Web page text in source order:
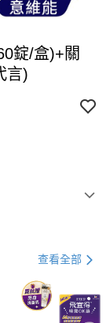
錠/盒)+關
言)
查看全部